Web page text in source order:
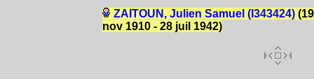
ZAITOUN, Julien Samuel (I343424)(19
nov 1910 - 28 juil 1942)